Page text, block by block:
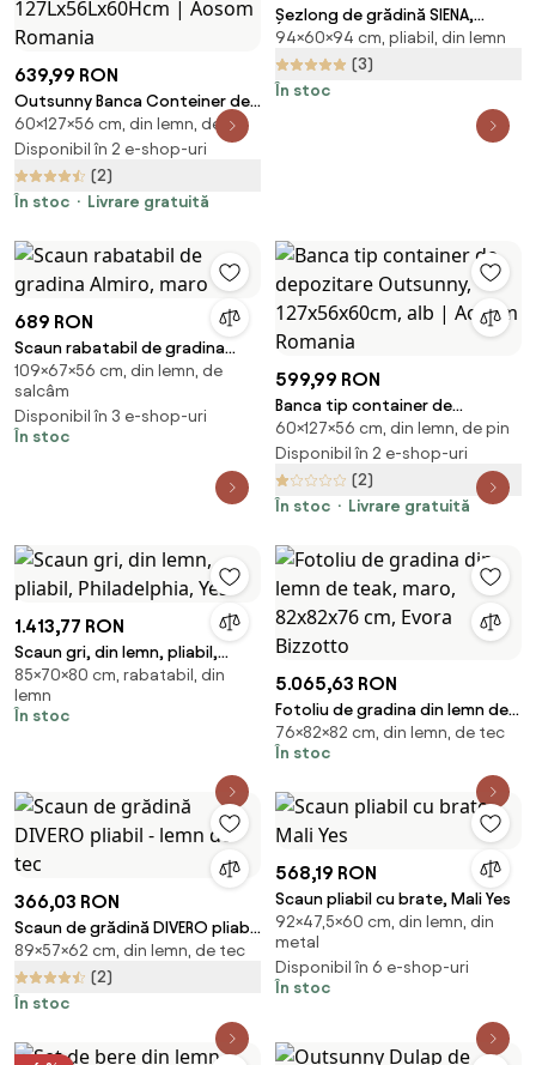
639,99 RON
Outsunny Banca Conteiner de
depozitare pentru extern si
Gradina in Lemn, Gri
127Lx56Lx60Hcm | Aosom
Romania
60×127×56 cm, din lemn, de pin
Disponibil în 2 e-shop-uri
(2)
În stoc
Livrare gratuită
Șezlong de grădină SIENA,
94x60x94cm, antracit Jurhan
94×60×94 cm, pliabil, din lemn
(3)
În stoc
689 RON
Scaun rabatabil de gradina
Almiro, maro
109×67×56 cm, din lemn, de
salcâm
Disponibil în 3 e-shop-uri
În stoc
599,99 RON
Banca tip container de
depozitare Outsunny,
127x56x60cm, alb | Aosom
Romania
60×127×56 cm, din lemn, de pin
Disponibil în 2 e-shop-uri
(2)
În stoc
Livrare gratuită
1.413,77 RON
Scaun gri, din lemn, pliabil,
Philadelphia, Yes
85×70×80 cm, rabatabil, din
lemn
În stoc
5.065,63 RON
Fotoliu de gradina din lemn de
teak, maro, 82x82x76 cm, Evora
Bizzotto
76×82×82 cm, din lemn, de tec
În stoc
366,03 RON
Scaun de grădină DIVERO pliabil
- lemn de tec
89×57×62 cm, din lemn, de tec
(2)
În stoc
568,19 RON
Scaun pliabil cu brate, Mali Yes
92×47,5×60 cm, din lemn, din
metal
Disponibil în 6 e-shop-uri
În stoc